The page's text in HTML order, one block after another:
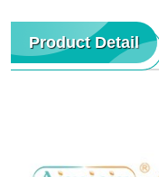
Product Detail